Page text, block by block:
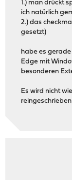
1.) man drückt
ich natürlich
2.) das
gesetzt)
habe es
Edge mit
besonderen
Es wird nicht